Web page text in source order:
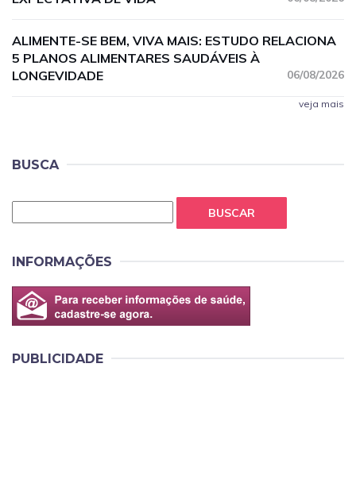
ALIMENTE-SE BEM, VIVA MAIS: ESTUDO RELACIONA
5 PLANOS ALIMENTARES SAUDÁVEIS À
LONGEVIDADE
06/08/2026
veja mais
BUSCA
BUSCAR
INFORMAÇÕES
PUBLICIDADE